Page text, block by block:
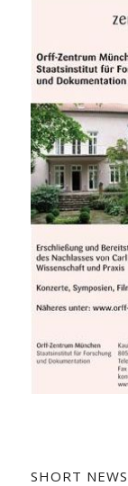
SHORT NEWS